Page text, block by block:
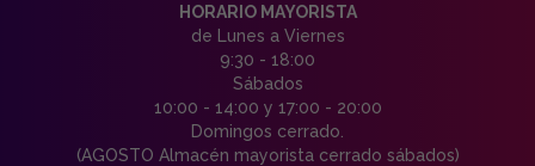
HORARIO MAYORISTA
de Lunes a Viernes
9:30 - 18:00
Sábados
10:00 - 14:00 y 17:00 - 20:00
Domingos cerrado.
(AGOSTO Almacén mayorista cerrado sábados)